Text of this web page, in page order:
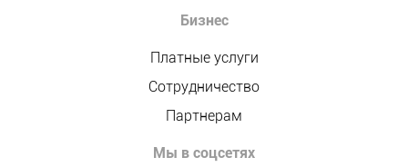
Бизнес
Платные услуги
Сотрудничество
Партнерам
Мы в соцсетях